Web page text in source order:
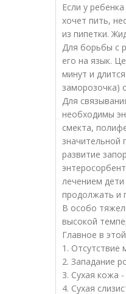
Если у
хочет пить,
из пипетки.
Для борьбы с
его на язык.
минут и
заморозочка)
Для
необходимы
смекта,
значительной
развитие
лечением
продолжать и
В особо
высокой
Главное в
1. Отсутствие
2. Западание
3. Сухая кожа
4. Сухая